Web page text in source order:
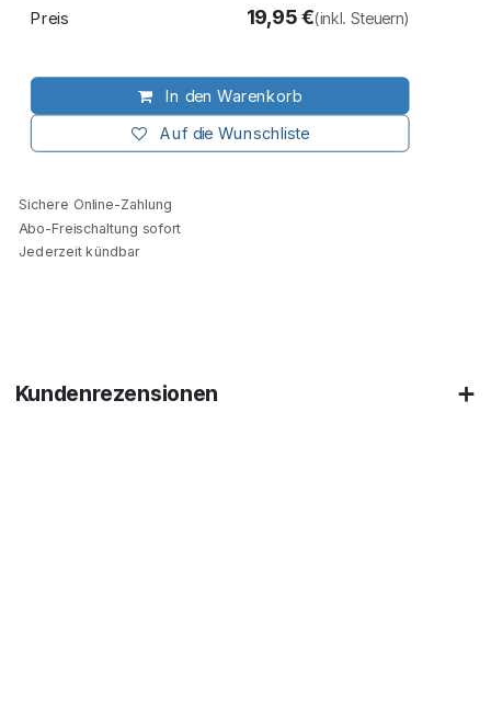
In den Warenkorb
Auf die Wunschliste
Preis 19,95€(inkl. Steuern)
Sichere Online-Zahlung
Abo-Freischaltung sofort
Jederzeit kündbar
Kundenrezensionen